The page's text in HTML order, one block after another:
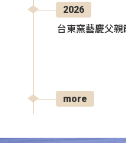
2026
台東窯藝慶父
more